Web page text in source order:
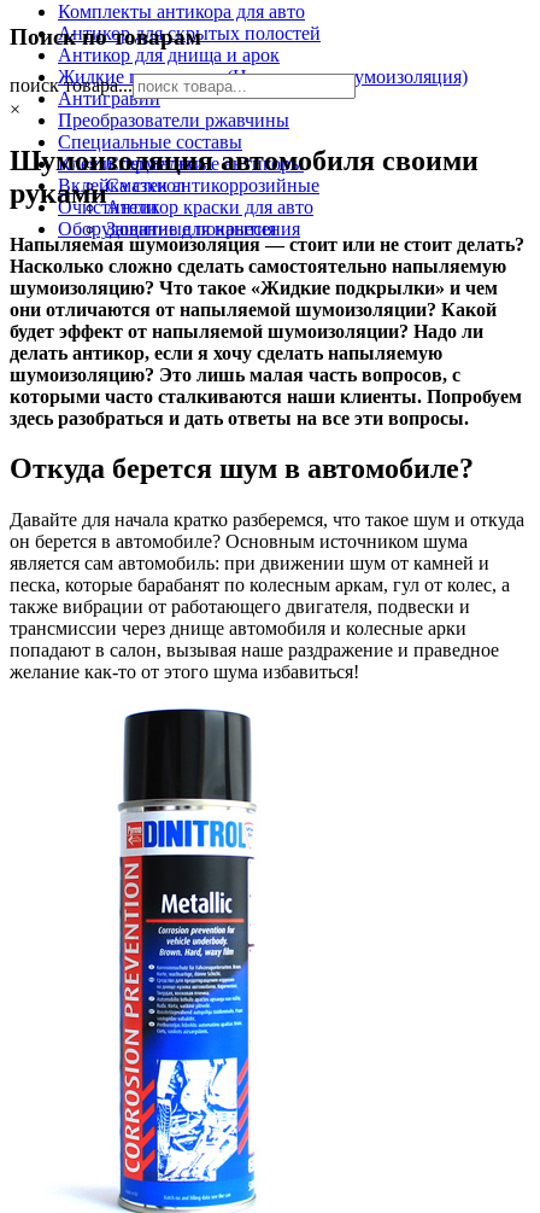
Комплекты антикора для авто
Антикор для скрытых полостей
Антикор для днища и арок
Жидкие подкрылки (Напыляемая шумоизоляция)
Антигравий
Преобразователи ржавчины
Специальные составы
Специальные антикоры
Смазки антикоррозийные
Антикор краски для авто
Защитные покрытия
Клея и герметики
Вклейка стекол
Очистители
Оборудование для нанесения
Поиск по товарам
поиск товара...
×
Шумоизоляция автомобиля своими
руками
Напыляемая шумоизоляция — стоит или не стоит делать?
Насколько сложно сделать самостоятельно напыляемую
шумоизоляцию? Что такое «Жидкие подкрылки» и чем
они отличаются от напыляемой шумоизоляции? Какой
будет эффект от напыляемой шумоизоляции? Надо ли
делать антикор, если я хочу сделать напыляемую
шумоизоляцию? Это лишь малая часть вопросов, с
которыми часто сталкиваются наши клиенты. Попробуем
здесь разобраться и дать ответы на все эти вопросы.
Откуда берется шум в автомобиле?
Давайте для начала кратко разберемся, что такое шум и откуда
он берется в автомобиле? Основным источником шума
является сам автомобиль: при движении шум от камней и
песка, которые барабанят по колесным аркам, гул от колес, а
также вибрации от работающего двигателя, подвески и
трансмиссии через днище автомобиля и колесные арки
попадают в салон, вызывая наше раздражение и праведное
желание как-то от этого шума избавиться!